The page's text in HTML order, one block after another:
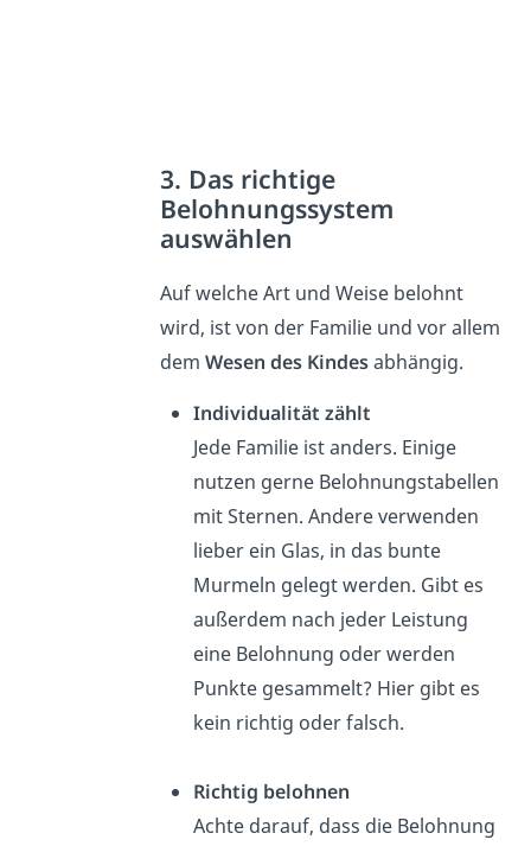
3. Das richtige
Belohnungssystem
auswählen
Auf welche Art und Weise belohnt
wird, ist von der Familie und vor allem
dem Wesen des Kindesabhängig.
Individualität zählt
Jede Familie ist anders. Einige
nutzen gerne Belohnungstabellen
mit Sternen. Andere verwenden
lieber ein Glas, in das bunte
Murmeln gelegt werden. Gibt es
außerdem nach jeder Leistung
eine Belohnung oder werden
Punkte gesammelt? Hier gibt es
kein richtig oder falsch.
Richtig belohnen
Achte darauf, dass die Belohnung